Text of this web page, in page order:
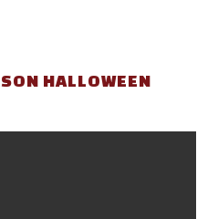
HALLOWEEN